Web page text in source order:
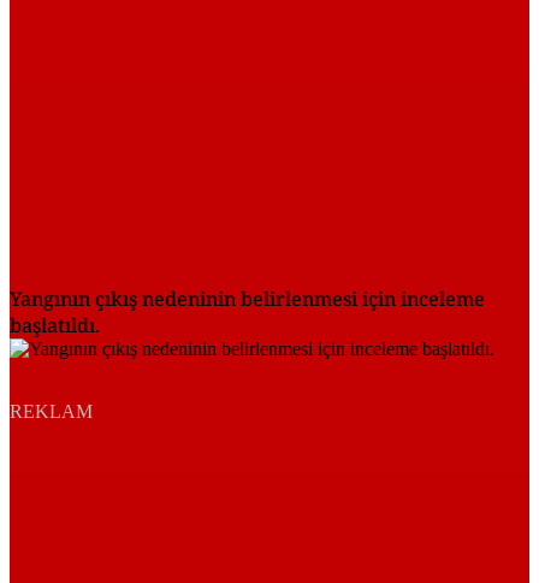
Yangının çıkış nedeninin belirlenmesi için inceleme
başlatıldı.
REKLAM